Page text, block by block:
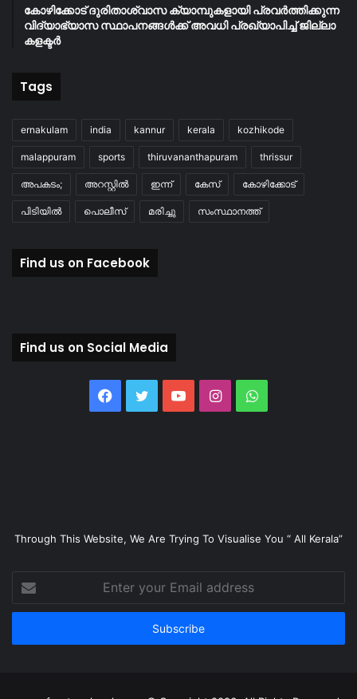
കോഴിക്കോട് ദുരിതാശ്വാസ ക്യാമ്പുകളായി പ്രവര്‍ത്തിക്കുന്ന
വിദ്യാഭ്യാസ സ്ഥാപനങ്ങള്‍ക്ക് അവധി പ്രഖ്യാപിച്ച് ജില്ലാ
കളക്ടർ
Tags
ernakulam india kannur kerala kozhikode
malappuram sports thiruvananthapuram thrissur
അപകടം; അറസ്റ്റിൽ ഇന്ന് കേസ് കോഴിക്കോട്
പിടിയിൽ പൊലീസ് മരിച്ചു സംസ്ഥാനത്ത്
Find us on Facebook
Find us on Social Media
Facebook
TwitterYouTubeInstagramWhatsApp
Through This Website, We Are Trying To Visualise You “ All Kerala”
your
Email